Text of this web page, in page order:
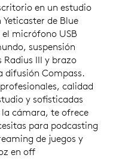
en un estudio
de Blue
micrófono USB
suspensión
III y brazo
difusión Compass.
calidad
y sofisticadas
cámara, te ofrece
para podcasting
de juegos y
en off